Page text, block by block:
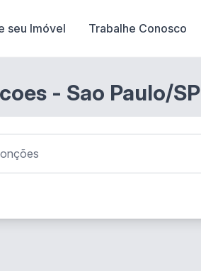
seu Imóvel Trabalhe Conosco
- Sao Paulo/SP